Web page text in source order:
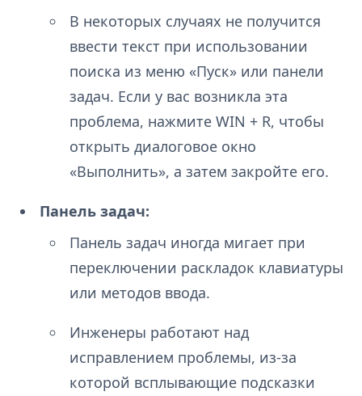
В некоторых случаях не получится
ввести текст при использовании
поиска из меню «Пуск» или панели
задач. Если у вас возникла эта
проблема, нажмите WIN + R, чтобы
открыть диалоговое окно
«Выполнить», а затем закройте его.
Панель задач:
Панель задач иногда мигает при
переключении раскладок клавиатуры
или методов ввода.
Инженеры работают над
исправлением проблемы, из-за
которой всплывающие подсказки